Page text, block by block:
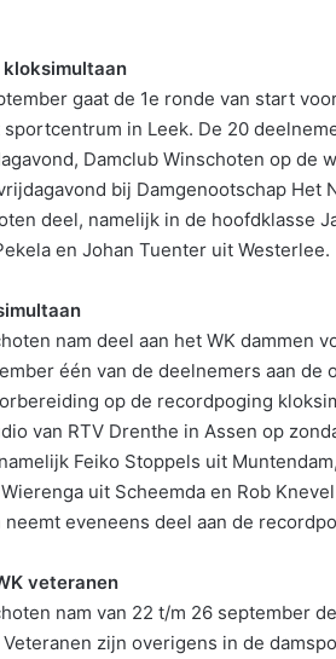
kloksimultaan
gaat de 1e ronde van start
sportcentrum in Leek. De 20
Damclub Winschoten op de
bij Damgenootschap Het
deel, namelijk in de hoofdklasse
en Johan Tuenter uit Westerlee.
nam deel aan het WK dammen
één van de deelnemers aan de
op de recordpoging
van RTV Drenthe in Assen op
Feiko Stoppels uit
uit Scheemda en Rob
eveneens deel aan de
veteranen
nam van 22 t/m 26 september
zijn overigens in de